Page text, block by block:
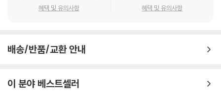
1946년 초여름 이래로 서로 다르고 심지어는 적대적이기까지 한 논리에
로 이어졌다. 예컨대 1946년 11월 8일에 있었던 『무덤 없는 주검』의 리허
다. 이 일로 인해 사르트르는 기분이 상했고, 이해당사자인 쉬잔 아롱의 사
는 두 친구 중 나중에 움직이기 시작한 친구의 승리를 선언하는 것처럼 보
요시하던 조선 지성계에서 정몽주는 충절의 상징이 되었고, 프랑스 지성계
은 기사 제목이 그러한 흐름을 잘 보여 준다. 「슬프다! 레몽 아롱이 옳았다
혜택 및 유의사항 혜택 및 유의사항
배송/반품/교환 안내
이 분야 베스트셀러